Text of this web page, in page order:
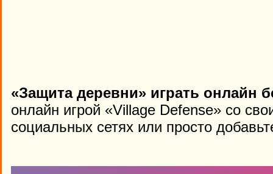
«Защита деревни» играть онлайн
онлайн игрой «Village Defense» со
социальных сетях или просто